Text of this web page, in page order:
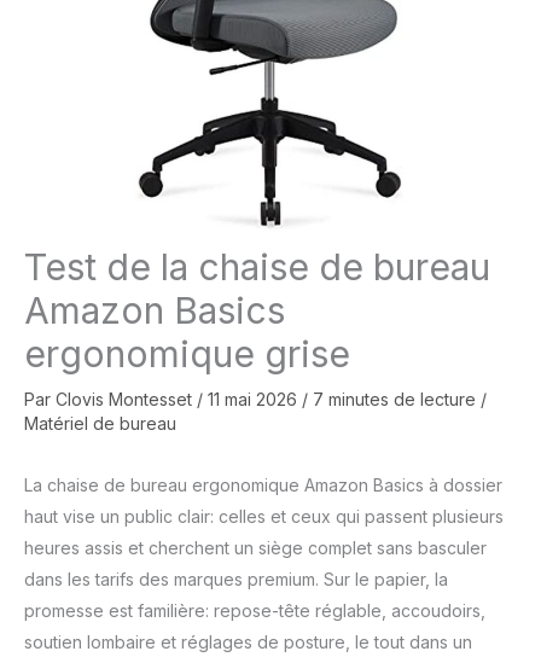
Test de la chaise de bureau
Amazon Basics
ergonomique grise
Par Clovis Montesset / 11 mai 2026 / 7 minutes de lecture /
Matériel de bureau
La chaise de bureau ergonomique Amazon Basics à dossier
haut vise un public clair: celles et ceux qui passent plusieurs
heures assis et cherchent un siège complet sans basculer
dans les tarifs des marques premium. Sur le papier, la
promesse est familière: repose-tête réglable, accoudoirs,
soutien lombaire et réglages de posture, le tout dans un